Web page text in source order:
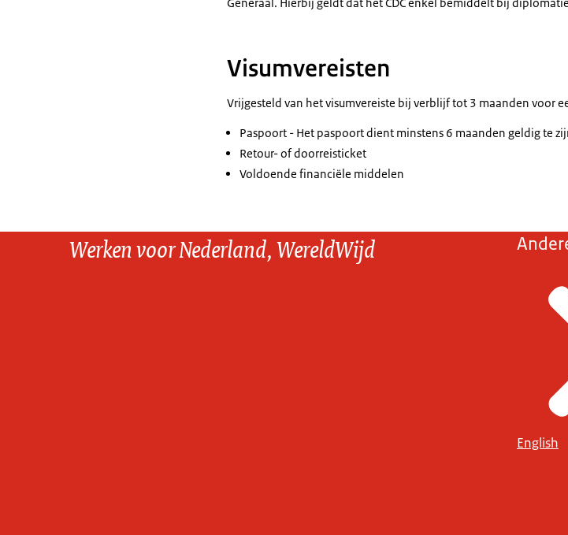
Visumvereisten
Vrijgesteld van het visumvereiste bij verblijf tot 3 maanden voor
Paspoort - Het paspoort dient minstens 6 maanden geldig te
Retour- of doorreisticket
Voldoende financiële middelen
Werken voor Nederland, WereldWijd
English